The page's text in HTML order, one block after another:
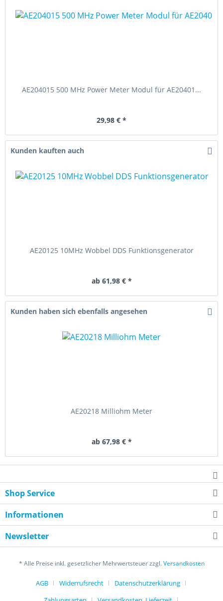
AE204015 500 MHz Power Meter Modul für AE20401...
29,98 € *
Kunden kauften auch
AE20125 10MHz Wobbel DDS Funktionsgenerator
ab 61,98 € *
Kunden haben sich ebenfalls angesehen
AE20218 Milliohm Meter
ab 67,98 € *
Shop Service
Informationen
Newsletter
* Alle Preise inkl. gesetzlicher Mehrwertsteuer zzgl.Versandkosten
AGB Widerrufsrecht
Datenschutzerklärung